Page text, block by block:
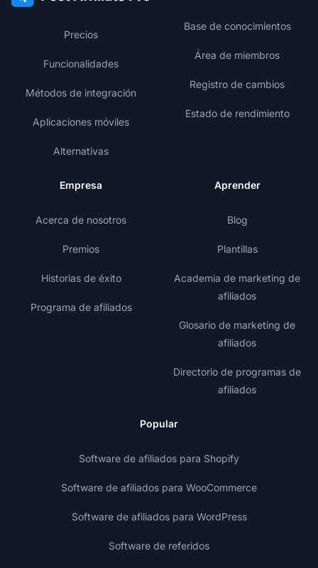
Precios
Funcionalidades
Métodos de integración
Aplicaciones móviles
Alternativas
Base de conocimientos
Área de miembros
Registro de cambios
Estado de rendimiento
Empresa
Acerca de nosotros
Premios
Historias de éxito
Programa de afiliados
Aprender
Blog
Plantillas
Academia de marketing de
afiliados
Glosario de marketing de
afiliados
Directorio de programas de
afiliados
Popular
Software de afiliados para Shopify
Software de afiliados para WooCommerce
Software de afiliados para WordPress
Software de referidos